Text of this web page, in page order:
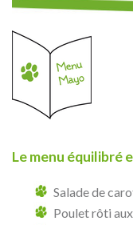
Le menu équilibré
Salade de
Poulet rôti